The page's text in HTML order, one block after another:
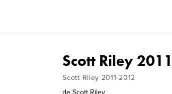
Scott Riley
Scott Riley 2011-2012
de Scott Riley